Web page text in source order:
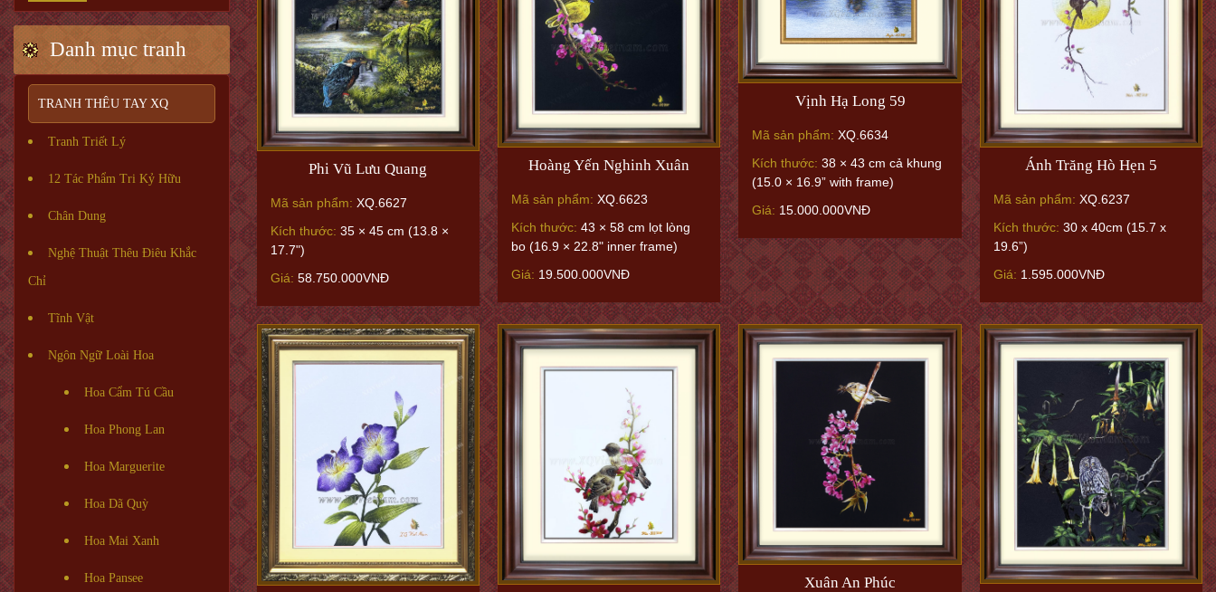
Danh mục tranh
TRANH THÊU TAY XQ
Tranh Triết Lý
12 Tác Phẩm Tri Kỷ Hữu
Chân Dung
Nghệ Thuật Thêu Điêu Khắc
Chỉ
Tĩnh Vật
Ngôn Ngữ Loài Hoa
Hoa Cẩm Tú Cầu
Hoa Phong Lan
Hoa Marguerite
Hoa Dã Quỳ
Hoa Mai Xanh
Hoa Pansee
Phi Vũ Lưu Quang
Mã sản phẩm: XQ.6627
Kích thước: 35 × 45 cm (13.8 ×
17.7")
Giá: 58.750.000VNĐ
Hoàng Yến Nghinh Xuân
Mã sản phẩm: XQ.6623
Kích thước: 43 × 58 cm lọt lòng
bo (16.9 × 22.8" inner frame)
Giá: 19.500.000VNĐ
Vịnh Hạ Long 59
Mã sản phẩm: XQ.6634
Kích thước: 38 × 43 cm cả khung
(15.0 × 16.9” with frame)
Giá: 15.000.000VNĐ
Ánh Trăng Hò Hẹn 5
Mã sản phẩm: XQ.6237
Kích thước: 30 x 40cm (15.7 x
19.6”)
Giá: 1.595.000VNĐ
Xuân An Phúc